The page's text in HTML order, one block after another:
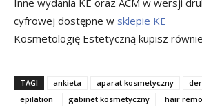
cyfrowej dostępne w sklepie KE
Kosmetologię Estetyczną kupisz
TAGI ankieta aparat kosmetyczny
epilation
gabinet kosmetyczny hair